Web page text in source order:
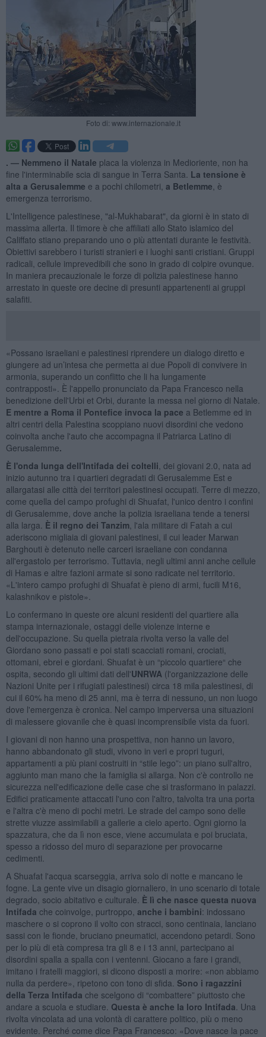
Foto di: www.internazionale.it
. — Nemmeno il Natale placa la violenza in Medioriente, non ha
fine l'interminabile scia di sangue in Terra Santa. La tensione è
alta a Gerusalemme e a pochi chilometri, a Betlemme , è
emergenza terrorismo.
L'Intelligence palestinese, "al-Mukhabarat", da giorni è in stato di
massima allerta. Il timore è che affiliati allo Stato islamico del
Califfato stiano preparando uno o più attentati durante le festività.
Obiettivi sarebbero i turisti stranieri e i luoghi santi cristiani. Gruppi
radicali, cellule imprevedibili che sono in grado di colpire ovunque.
In maniera precauzionale le forze di polizia palestinese hanno
arrestato in queste ore decine di presunti appartenenti ai gruppi
salafiti.
«Possano israeliani e palestinesi riprendere un dialogo diretto e
giungere ad un’intesa che permetta ai due Popoli di convivere in
armonia, superando un conflitto che li ha lungamente
contrapposti». È l'appello pronunciato da Papa Francesco nella
benedizione dell'Urbi et Orbi, durante la messa nel giorno di Natale.
E mentre a Roma il Pontefice invoca la pace a Betlemme ed in
altri centri della Palestina scoppiano nuovi disordini che vedono
coinvolta anche l'auto che accompagna il Patriarca Latino di
Gerusalemme.
È l'onda lunga dell'Intifada dei coltelli , dei giovani 2.0, nata ad
inizio autunno tra i quartieri degradati di Gerusalemme Est e
allargatasi alle città dei territori palestinesi occupati. Terre di mezzo,
come quella del campo profughi di Shuafat, l'unico dentro i confini
di Gerusalemme, dove anche la polizia israeliana tende a tenersi
alla larga. È il regno dei Tanzim, l'ala militare di Fatah a cui
aderiscono migliaia di giovani palestinesi, il cui leader Marwan
Barghouti è detenuto nelle carceri israeliane con condanna
all'ergastolo per terrorismo. Tuttavia, negli ultimi anni anche cellule
di Hamas e altre fazioni armate si sono radicate nel territorio.
«L'intero campo profughi di Shuafat è pieno di armi, fucili M16,
kalashnikov e pistole».
Lo confermano in queste ore alcuni residenti del quartiere alla
stampa internazionale, ostaggi delle violenze interne e
dell'occupazione. Su quella pietraia rivolta verso la valle del
Giordano sono passati e poi stati scacciati romani, crociati,
ottomani, ebrei e giordani. Shuafat è un “piccolo quartiere“ che
ospita, secondo gli ultimi dati dell'UNRWA (l'organizzazione delle
Nazioni Unite per i rifugiati palestinesi) circa 18 mila palestinesi, di
cui il 60% ha meno di 25 anni, ma è terra di nessuno, un non luogo
dove l'emergenza è cronica. Nel campo imperversa una situazioni
di malessere giovanile che è quasi incomprensibile vista da fuori.
I giovani di non hanno una prospettiva, non hanno un lavoro,
hanno abbandonato gli studi, vivono in veri e propri tuguri,
appartamenti a più piani costruiti in “stile lego”: un piano sull'altro,
aggiunto man mano che la famiglia si allarga. Non c'è controllo ne
sicurezza nell'edificazione delle case che si trasformano in palazzi.
Edifici praticamente attaccati l'uno con l'altro, talvolta tra una porta
e l'altra c'è meno di pochi metri. Le strade del campo sono delle
strette viuzze assimilabili a gallerie a cielo aperto. Ogni giorno la
spazzatura, che da lì non esce, viene accumulata e poi bruciata,
spesso a ridosso del muro di separazione per provocarne
cedimenti.
A Shuafat l'acqua scarseggia, arriva solo di notte e mancano le
fogne. La gente vive un disagio giornaliero, in uno scenario di totale
degrado, socio abitativo e culturale. È lì che nasce questa nuova
Intifada che coinvolge, purtroppo, anche i bambini: indossano
maschere o si coprono il volto con stracci, sono centinaia, lanciano
sassi con le fionde, bruciano pneumatici, accendono petardi. Sono
per lo più di età compresa tra gli 8 e i 13 anni, partecipano ai
disordini spalla a spalla con i ventenni. Giocano a fare i grandi,
imitano i fratelli maggiori, si dicono disposti a morire: «non abbiamo
nulla da perdere», ripetono con tono di sfida. Sono i ragazzini
della Terza Intifada che scelgono di “combattere” piuttosto che
andare a scuola e studiare. Questa è anche la loro Intifada . Una
rivolta vincolata ad una volontà di carattere politico, più o meno
evidente. Perché come dice Papa Francesco: «Dove nasce la pace